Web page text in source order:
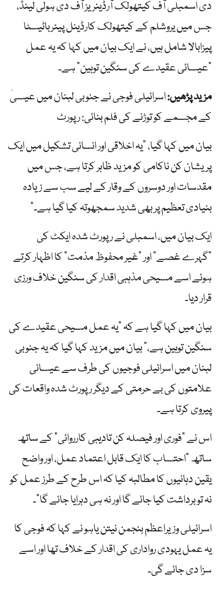
دی اسمبلی آف کیتھولک آرڈینریز آف دی ہولی لینڈ،
جس میں یروشلم کے کیتھولک کارڈینل پیئرباٹیسٹا
پیزابالا شامل ہیں، نے ایک بیان میں کہا کہ یہ عمل
"عیسائی عقیدے کی سنگین توہین” ہے۔
مزید پڑھیں:اسرائیلی فوجی نے جنوبی لبنان میں عیسیٰ
کے مجسمے کو توڑنے کی فلم بنائی: رپورٹ
بیان میں کہا گیا، "یہ اخلاقی اور انسانی تشکیل میں ایک
پریشان کن ناکامی کو مزید ظاہر کرتا ہے، جس میں
مقدسات اور دوسروں کے وقار کے لیے سب سے زیادہ
بنیادی تعظیم پر بھی شدید سمجھوتہ کیا گیا ہے۔”
ایک بیان میں، اسمبلی نے رپورٹ شدہ ایکٹ کی
"گہرے غصے” اور "غیر محفوظ مذمت” کا اظہار کرتے
ہوئے اسے مسیحی مذہبی اقدار کی سنگین خلاف ورزی
قرار دیا۔
بیان میں کہا گیا ہے کہ "یہ عمل مسیحی عقیدے کی
سنگین توہین ہے،” بیان میں مزید کہا گیا کہ یہ جنوبی
لبنان میں اسرائیلی فوجیوں کی طرف سے عیسائی
علامتوں کی بے حرمتی کے دیگر رپورٹ شدہ واقعات کی
پیروی کرتا ہے۔
اس نے "فوری اور فیصلہ کن تادیبی کارروائی” کے ساتھ
ساتھ "احتساب کا ایک قابل اعتماد عمل، اور واضح
یقین دہانیوں کا مطالبہ کیا کہ اس طرح کے طرز عمل کو
نہ تو برداشت کیا جائے گا اور نہ ہی دہرایا جائے گا”۔
اسرائیلی وزیراعظم بنجمن نیتن یاہو نے کہا کہ فوجی کا
یہ عمل یہودی رواداری کی اقدار کے خلاف تھا اور اسے
سزا دی جائے گی۔